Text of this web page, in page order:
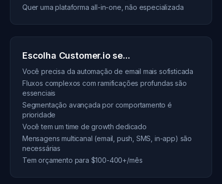
Quer uma plataforma all-in-one, não especializada
Escolha Customer.io se...
Você precisa da automação de email mais sofisticada
Fluxos complexos com ramificações profundas são
essenciais
Segmentação avançada por comportamento é
prioridade
Você tem um time de growth dedicado
Mensagens multicanal (email, push, SMS, in-app) são
necessárias
Tem orçamento para $100-400+/mês